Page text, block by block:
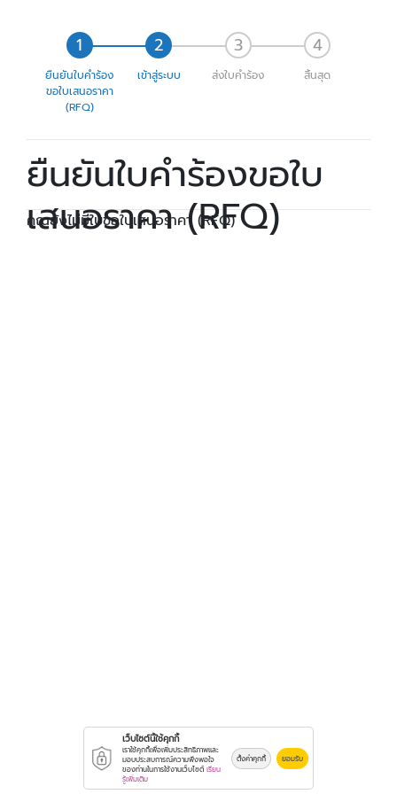
ยืนยันใบคำร้อง
ขอใบเสนอราคา
(RFQ)
เข้าสู่ระบบ ส่งใบคำร้อง สิ้นสุด
ยืนยันใบคำร้องขอใบ
เสนอราคา (RFQ)
คุณยังไม่มีใบขอใบเสนอราคา (RFQ)
เว็บไซต์นี้ใช้คุกกี้
เราใช้คุกกี้เพื่อเพิ่มประสิทธิภาพและ
มอบประสบการณ์ความพึงพอใจ
ของท่านในการใช้งานเว็บไซต์ เรียน
รู้เพิ่มเติม
ตั้งค่าคุกกี้ ยอมรับ